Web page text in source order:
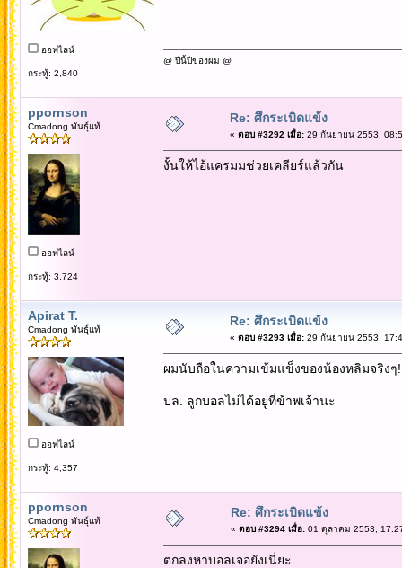
ออฟไลน์
กระทู้: 2,840
@ ปีนี้ปีของผม @
ppornson
Cmadong พันธุ์แท้
ออฟไลน์
กระทู้: 3,724
Re: ศึกระเบิดแข้ง
« ตอบ #3292 เมื่อ:29 กันยายน 2553,
งั้นให้ไอ้แครมมช่วยเคลียร์แล้วกัน
Apirat T.
Cmadong พันธุ์แท้
ออฟไลน์
กระทู้: 4,357
Re: ศึกระเบิดแข้ง
« ตอบ #3293 เมื่อ:29 กันยายน 2553,
ผมนับถือในความเข้มแข็งของน้องหลิมจริงๆ
ปล. ลูกบอลไม่ได้อยู่ที่ข้าพเจ้านะ
ppornson
Cmadong พันธุ์แท้
Re: ศึกระเบิดแข้ง
« ตอบ #3294 เมื่อ:01 ตุลาคม 2553,
ตกลงหาบอลเจอยังเนี่ยะ